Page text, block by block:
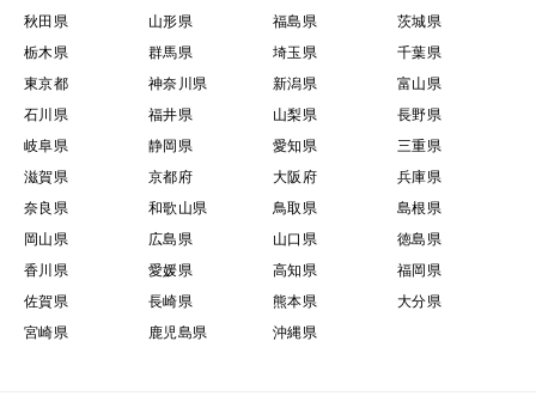
●よくある質問
Q. どのくらい日持ちしますか？
保存環境にもよりますが、目安としてお届けから約1か
月ほどお楽しみいただけます。
※高温・多湿の場所を避け、風通しの良いところで保管
してください。
秋田県
山形県 福島県
茨城県
栃木県
群馬県 埼玉県
千葉県
東京都
神奈川県 新潟県
富山県
石川県
福井県 山梨県
長野県
岐阜県
静岡県 愛知県
三重県
滋賀県
京都府 大阪府
兵庫県
奈良県
和歌山県 鳥取県
島根県
岡山県
広島県 山口県
徳島県
香川県
愛媛県 高知県
福岡県
佐賀県
長崎県 熊本県
大分県
宮崎県
鹿児島県 沖縄県